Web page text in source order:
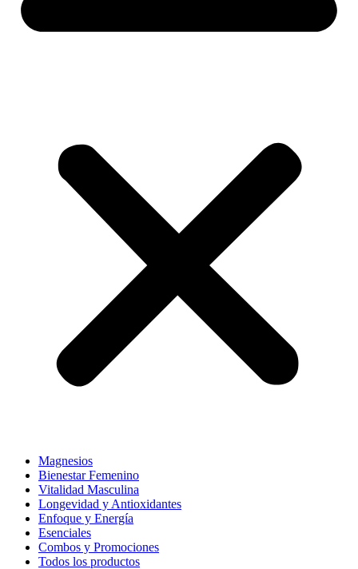
Magnesios
Bienestar Femenino
Vitalidad Masculina
Longevidad y Antioxidantes
Enfoque y Energía
Esenciales
Combos y Promociones
Todos los productos